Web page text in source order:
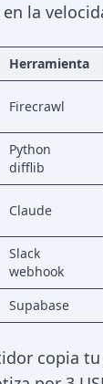
la
Herramienta
Firecrawl
Python
difflib
Claude
Slack
webhook
Supabase
copia